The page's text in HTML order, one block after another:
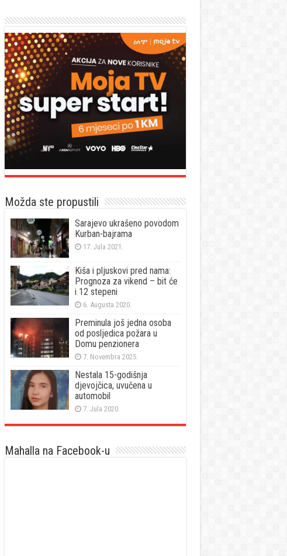
Možda ste propustili
Sarajevo ukrašeno povodom
Kurban-bajrama
17. Jula 2021.
Kiša i pljuskovi pred nama:
Prognoza za vikend – bit će
i 12 stepeni
6. Augusta 2020.
Preminula još jedna osoba
od posljedica požara u
Domu penzionera
7. Novembra 2025.
Nestala 15-godišnja
djevojčica, uvučena u
automobil
7. Jula 2020.
Mahalla na Facebook-u